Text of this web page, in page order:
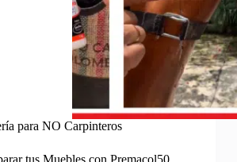
para NO Carpinteros
tus Muebles con Premacol50